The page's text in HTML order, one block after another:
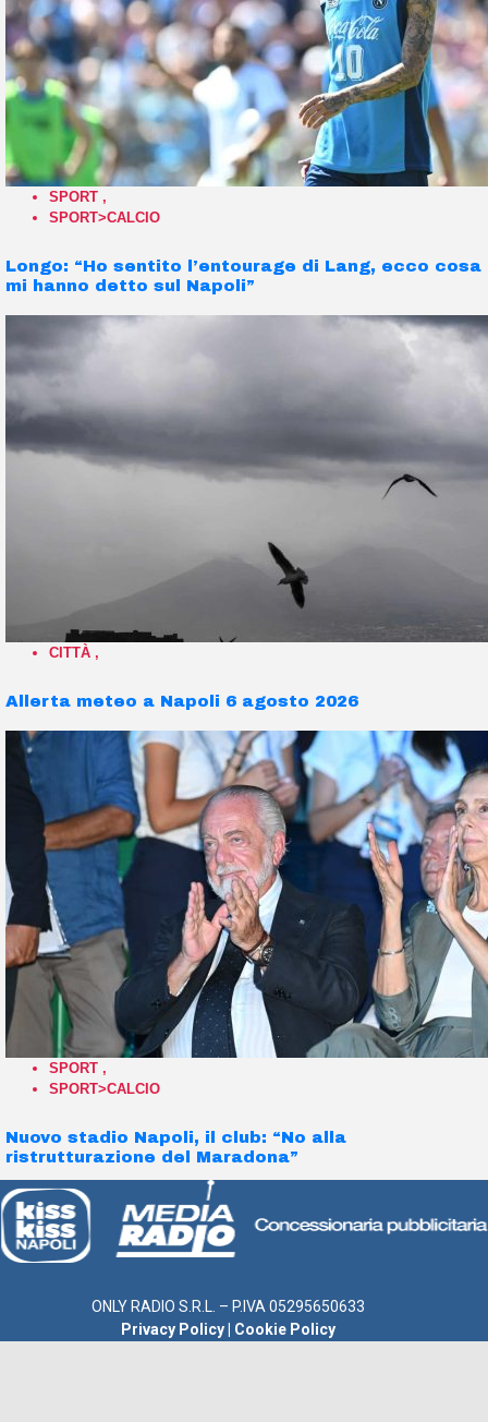
SPORT ,
SPORT>CALCIO
Longo: “Ho sentito l’entourage di Lang, ecco cosa
mi hanno detto sul Napoli”
CITTÀ ,
Allerta meteo a Napoli 6 agosto 2026
SPORT ,
SPORT>CALCIO
Nuovo stadio Napoli, il club: “No alla
ristrutturazione del Maradona”
ONLY RADIO S.R.L. – P.IVA 05295650633
Privacy Policy
Cookie Policy